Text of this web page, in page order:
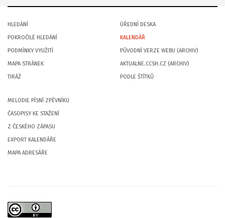
HLEDÁNÍ
POKROČILÉ HLEDÁNÍ
PODMÍNKY VYUŽITÍ
MAPA STRÁNEK
TIRÁŽ
ÚŘEDNÍ DESKA
KALENDÁŘ
PŮVODNÍ VERZE WEBU (ARCHIV)
AKTUALNE.CCSH.CZ (ARCHIV)
PODLE ŠTÍTKŮ
MELODIE PÍSNÍ ZPĚVNÍKU
ČASOPISY KE STAŽENÍ
Z ČESKÉHO ZÁPASU
EXPORT KALENDÁŘE
MAPA ADRESÁŘE